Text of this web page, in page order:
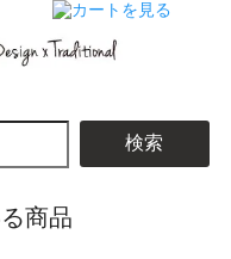
検索
商品